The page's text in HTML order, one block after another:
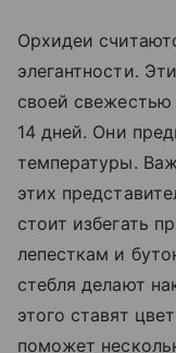
Орхидеи
элегантности.
своей
14 дней. Они
температуры.
этих
стоит избегать
лепесткам и
стебля делают
этого ставят
поможет